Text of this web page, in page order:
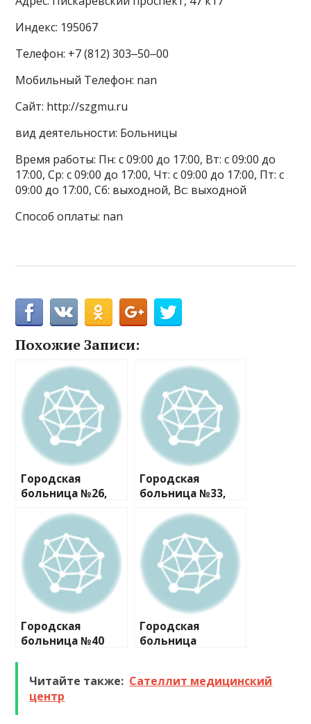
Индекс: 195067
Телефон: +7 (812) 303‒50‒00
Мобильный Телефон: nan
Сайт: http://szgmu.ru
вид деятельности: Больницы
Время работы: Пн: с 09:00 до 17:00, Вт: с 09:00 до
17:00, Ср: с 09:00 до 17:00, Чт: с 09:00 до 17:00, Пт: с
09:00 до 17:00, Сб: выходной, Вс: выходной
Способ оплаты: nan
Похожие Записи:
Городская
больница №26,
логическое
отделение
Городская
больница №33,
отделение
Городская
больница №40
диагностическая
лаборатория
Городская
больница
Георгия, 1-е
Читайте также: Сателлит медицинский
центр